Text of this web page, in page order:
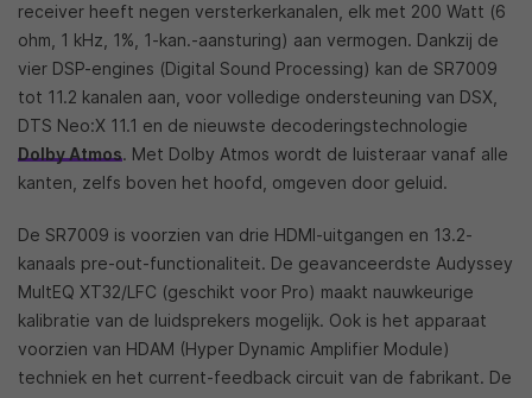
receiver heeft negen versterkerkanalen, elk met 200 Watt (6
ohm, 1 kHz, 1%, 1-kan.-aansturing) aan vermogen. Dankzij de
vier DSP-engines (Digital Sound Processing) kan de SR7009
tot 11.2 kanalen aan, voor volledige ondersteuning van DSX,
DTS Neo:X 11.1 en de nieuwste decoderingstechnologie
Dolby Atmos. Met Dolby Atmos wordt de luisteraar vanaf alle
kanten, zelfs boven het hoofd, omgeven door geluid.
De SR7009 is voorzien van drie HDMI-uitgangen en 13.2-
kanaals pre-out-functionaliteit. De geavanceerdste Audyssey
MultEQ XT32/LFC (geschikt voor Pro) maakt nauwkeurige
kalibratie van de luidsprekers mogelijk. Ook is het apparaat
voorzien van HDAM (Hyper Dynamic Amplifier Module)
techniek en het current-feedback circuit van de fabrikant. De